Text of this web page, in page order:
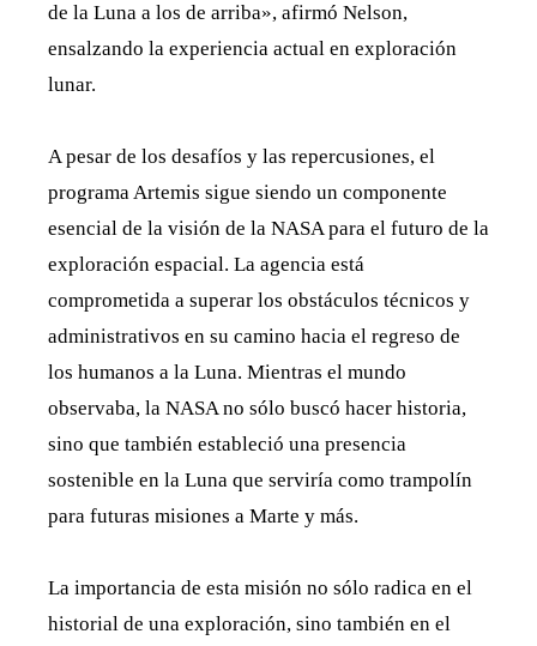
de la Luna a los de arriba», afirmó Nelson,
ensalzando la experiencia actual en exploración
lunar.
A pesar de los desafíos y las repercusiones, el
programa Artemis sigue siendo un componente
esencial de la visión de la NASA para el futuro de la
exploración espacial. La agencia está
comprometida a superar los obstáculos técnicos y
administrativos en su camino hacia el regreso de
los humanos a la Luna. Mientras el mundo
observaba, la NASA no sólo buscó hacer historia,
sino que también estableció una presencia
sostenible en la Luna que serviría como trampolín
para futuras misiones a Marte y más.
La importancia de esta misión no sólo radica en el
historial de una exploración, sino también en el